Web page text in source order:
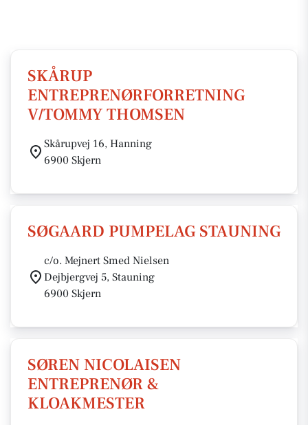
SKÅRUP
ENTREPRENØRFORRETNING
V/TOMMY THOMSEN
Skårupvej 16, Hanning
6900 Skjern
SØGAARD PUMPELAG STAUNING
c/o. Mejnert Smed Nielsen
Dejbjergvej 5, Stauning
6900 Skjern
SØREN NICOLAISEN
ENTREPRENØR &
KLOAKMESTER